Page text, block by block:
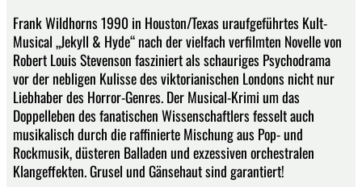
Frank Wildhorns 1990 in Houston/Texas uraufgeführtes Kult-
Musical „Jekyll & Hyde“ nach der vielfach verfilmten Novelle von
Robert Louis Stevenson fasziniert als schauriges Psychodrama
vor der nebligen Kulisse des viktorianischen Londons nicht nur
Liebhaber des Horror-Genres. Der Musical-Krimi um das
Doppelleben des fanatischen Wissenschaftlers fesselt auch
musikalisch durch die raffinierte Mischung aus Pop- und
Rockmusik, düsteren Balladen und exzessiven orchestralen
Klangeffekten. Grusel und Gänsehaut sind garantiert!